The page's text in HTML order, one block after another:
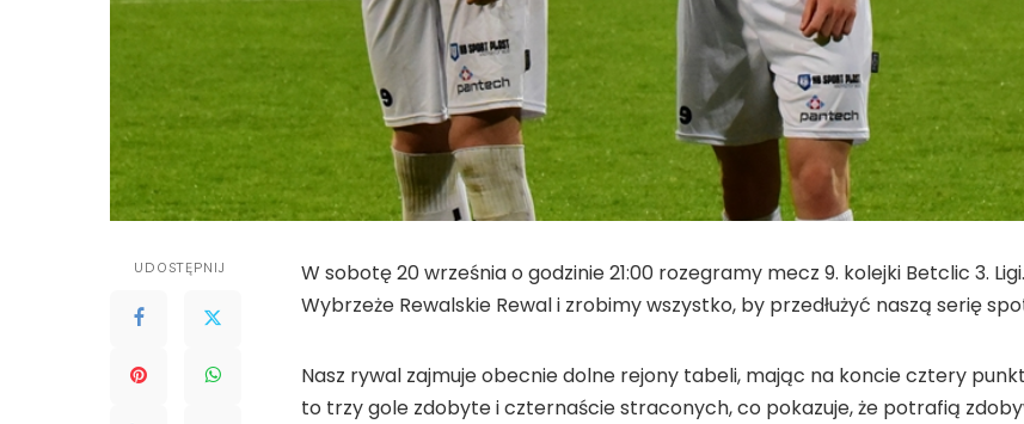
UDOSTĘPNIJ
W sobotę 20 września o godzinie 21:00 rozegramy mecz 9. kolejki Betclic 3.
Wybrzeże Rewalskie Rewal i zrobimy wszystko, by przedłużyć naszą serię
Nasz rywal zajmuje obecnie dolne rejony tabeli, mając na koncie cztery
to trzy gole zdobyte i czternaście straconych, co pokazuje, że potrafią